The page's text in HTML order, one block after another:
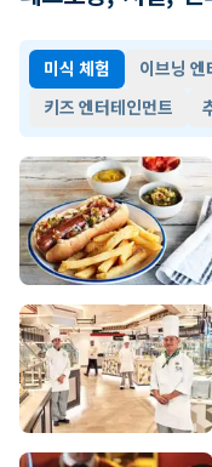
미식 체험 이브닝 엔
키즈 엔터테인먼트